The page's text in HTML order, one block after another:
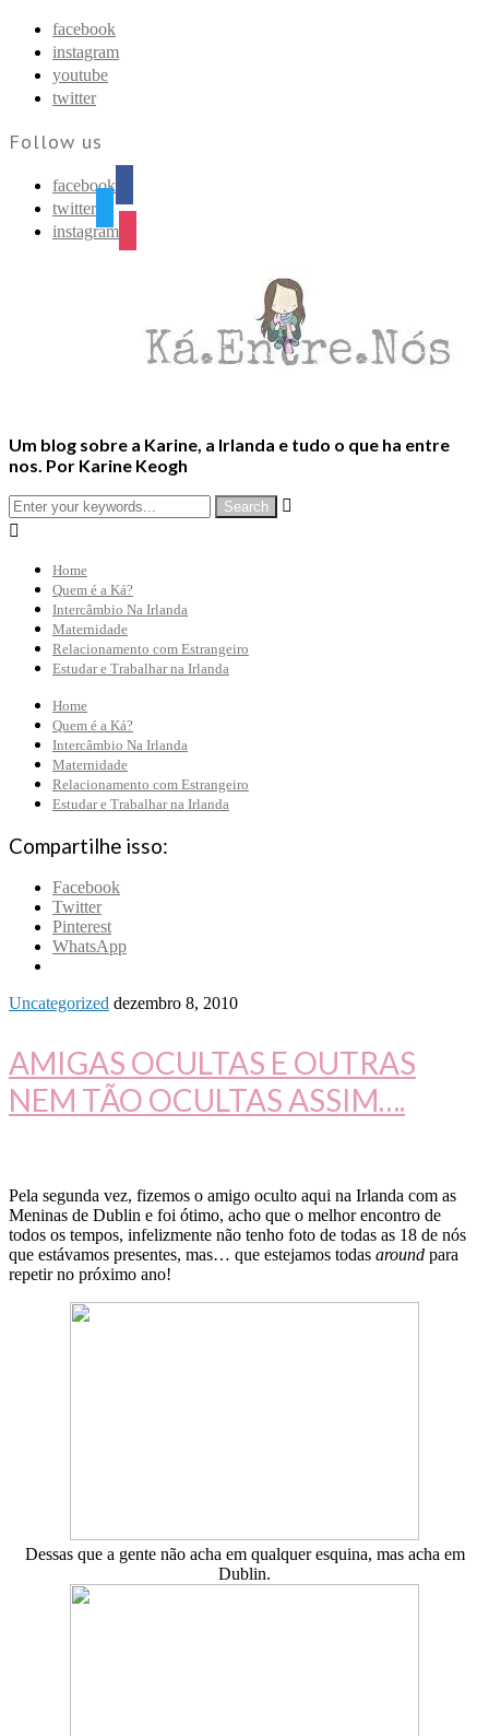
facebook
instagram
youtube
twitter
Follow us
facebook
twitter
instagram
Um blog sobre a Karine, a Irlanda e tudo o que ha entre
nos. Por Karine Keogh


Home
Quem é a Ká?
Intercâmbio Na Irlanda
Maternidade
Relacionamento com Estrangeiro
Estudar e Trabalhar na Irlanda
Home
Quem é a Ká?
Intercâmbio Na Irlanda
Maternidade
Relacionamento com Estrangeiro
Estudar e Trabalhar na Irlanda
Compartilhe isso:
Facebook
Twitter
Pinterest
WhatsApp
Uncategorized dezembro 8, 2010
AMIGAS OCULTAS E OUTRAS
NEM TÃO OCULTAS ASSIM….
Pela segunda vez, fizemos o amigo oculto aqui na Irlanda com as
Meninas de Dublin e foi ótimo, acho que o melhor encontro de
todos os tempos, infelizmente não tenho foto de todas as 18 de nós
que estávamos presentes, mas… que estejamos todas around para
repetir no próximo ano!
Dessas que a gente não acha em qualquer esquina, mas acha em
Dublin.